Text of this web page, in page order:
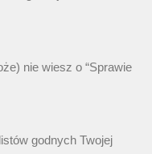
nie wiesz o “Sprawie
godnych Twojej